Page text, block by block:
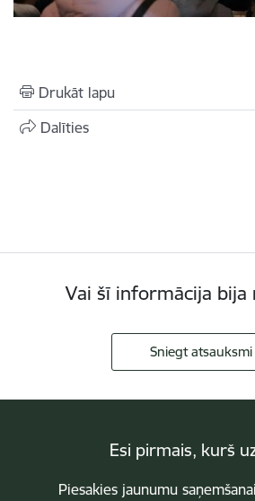
Drukāt lapu
Dalīties
Vai šī informācija bija
Sniegt atsauksmi
Esi pirmais, kurš
Piesakies jaunumu